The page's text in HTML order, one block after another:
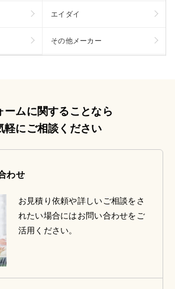
エイダイ
その他メーカー
ームに関することなら
軽にご相談ください
わせ
お見積り依頼や詳しいご相談をさ
れたい場合にはお問い合わせをご
活用ください。